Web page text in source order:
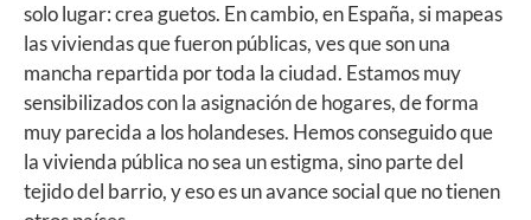
solo lugar: crea guetos. En cambio, en España, si mapeas
las viviendas que fueron públicas, ves que son una
mancha repartida por toda la ciudad. Estamos muy
sensibilizados con la asignación de hogares, de forma
muy parecida a los holandeses. Hemos conseguido que
la vivienda pública no sea un estigma, sino parte del
tejido del barrio, y eso es un avance social que no tienen